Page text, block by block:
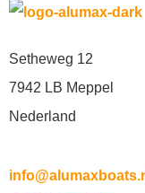
Setheweg 12
7942 LB Meppel
Nederland